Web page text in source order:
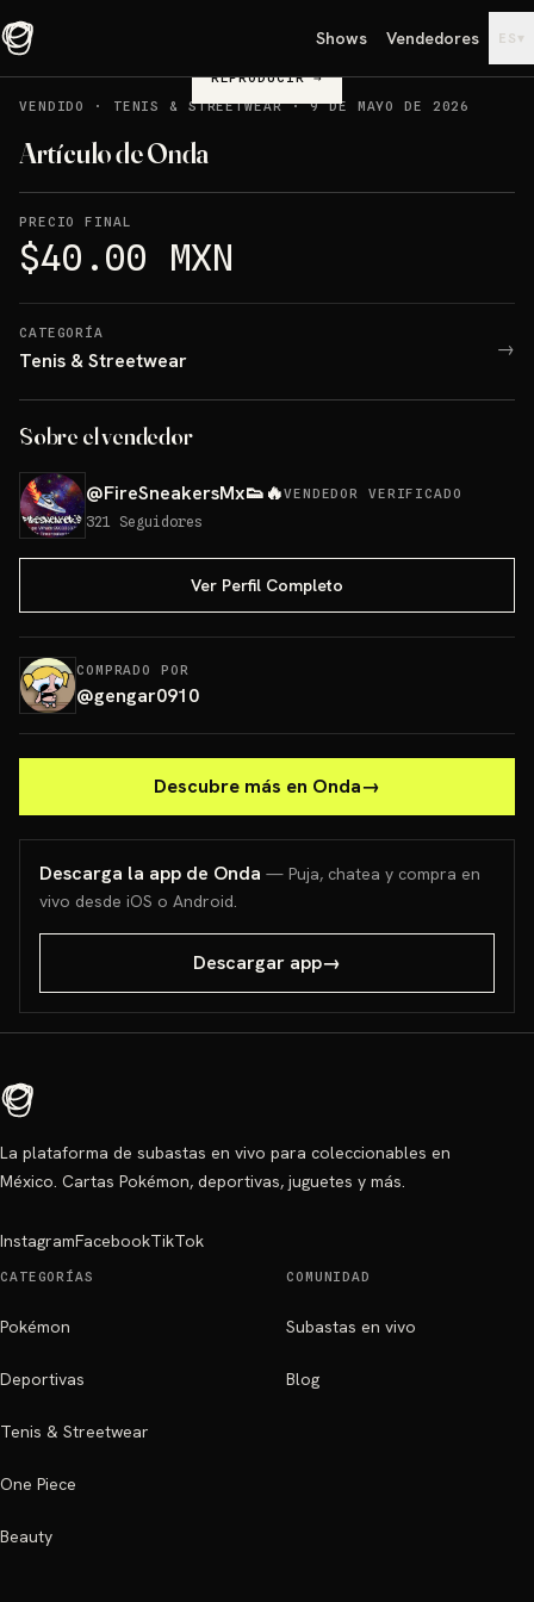
Shows Vendedores ES ▾
REPRODUCIR→
VENDIDO
· TENIS & STREETWEAR·9 DE MAYO DE 2026
Artículo de Onda
PRECIO FINAL
$40.00 MXN
CATEGORÍA
Tenis & Streetwear →
Sobre el vendedor
@FireSneakersMx👟🔥VENDEDOR VERIFICADO
321 Seguidores
Ver Perfil Completo
COMPRADO POR
@gengar0910
Descubre más en Onda→
Descarga la app de Onda — Puja, chatea y compra en
vivo desde iOS o Android.
Descargar app→
La plataforma de subastas en vivo para coleccionables en
México. Cartas Pokémon, deportivas, juguetes y más.
InstagramFacebookTikTok
CATEGORÍAS
Pokémon
Deportivas
Tenis & Streetwear
One Piece
Beauty
COMUNIDAD
Subastas en vivo
Blog